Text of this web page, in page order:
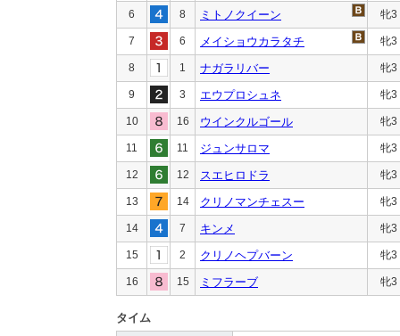
6 8 ミトノクイーン 牝3
7 6 メイショウカラタチ 牝3
8 1 ナガラリバー 牝3
9 3 エウプロシュネ 牝3
10 16 ウインクルゴール 牝3
11 11 ジュンサロマ 牝3
12 12 スエヒロドラ 牝3
13 14 クリノマンチェスー 牝3
14 7 キンメ 牝3
15 2 クリノヘプバーン 牝3
16 15 ミフラーブ 牝3
タイム